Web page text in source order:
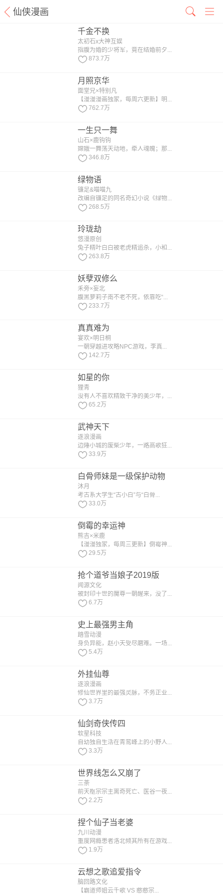
仙侠漫画
千金不换
太初石x大神互娱
指腹为婚的少将军，竟在结婚前夕...
873.7万
月照京华
面堂兄×特别凡
【漫漫漫画独家，每周六更新】明...
762.7万
一生只一舞
山石×鹿钩钩
嫦娥一舞荡天动地，牵人魂魄；那...
346.8万
绿物语
镰足&喵喵九
改编自镰足的同名奇幻小说《绿物...
268.5万
玲珑劫
悠漫原创
兔子精叶白白被老虎精追杀，小和...
263.8万
妖孽双修么
禾旁×妄北
腹黑萝莉子南不老不死，依靠吃“...
233.7万
真真难为
宴欢×明日桐
一朝穿越进攻略NPC游戏，李真...
142.7万
如星的你
狸青
没有人不喜欢精致干净的美少年，...
65.2万
武神天下
逐浪漫画
边陲小城的废柴少年，一路高歌狂...
33.9万
白骨师妹是一级保护动物
沐月
考古系大学生“古小白”与“白骨...
33.0万
倒霉的幸运神
熊吉×米鹿
【漫漫独家，每周三更新】倒霉神...
29.5万
抢个道爷当娘子2019版
闻源文化
被封印十世的魔尊一朝醒来，没了...
6.7万
史上最强男主角
踏雪动漫
身负异能，赵小天受尽磨难。一场...
5.4万
外挂仙尊
逐浪漫画
修仙世界里的最强灵脉，不务正业...
3.7万
仙剑奇侠传四
软星科技
自幼独自生活在青鸾峰上的小野人...
3.3万
世界线怎么又崩了
三荼
前天枢宗宗主离奇死亡、医谷一夜...
2.2万
捏个仙子当老婆
九川动漫
重度网瘾患者洛北倾其所有在游戏...
1.9万
云想之歌追爱指令
脑回路文化
【霸道师姐云千歌 VS 憨憨宗...